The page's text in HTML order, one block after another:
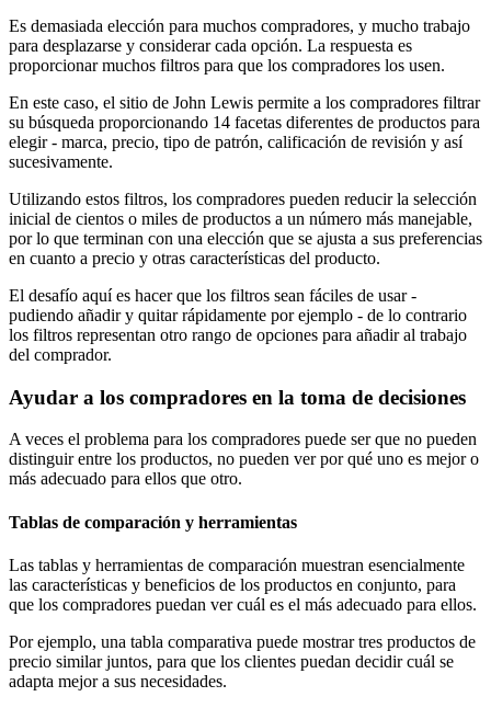
Es demasiada elección para muchos compradores, y mucho trabajo
para desplazarse y considerar cada opción. La respuesta es
proporcionar muchos filtros para que los compradores los usen.
En este caso, el sitio de John Lewis permite a los compradores filtrar
su búsqueda proporcionando 14 facetas diferentes de productos para
elegir - marca, precio, tipo de patrón, calificación de revisión y así
sucesivamente.
Utilizando estos filtros, los compradores pueden reducir la selección
inicial de cientos o miles de productos a un número más manejable,
por lo que terminan con una elección que se ajusta a sus preferencias
en cuanto a precio y otras características del producto.
El desafío aquí es hacer que los filtros sean fáciles de usar -
pudiendo añadir y quitar rápidamente por ejemplo - de lo contrario
los filtros representan otro rango de opciones para añadir al trabajo
del comprador.
Ayudar a los compradores en la toma de decisiones
A veces el problema para los compradores puede ser que no pueden
distinguir entre los productos, no pueden ver por qué uno es mejor o
más adecuado para ellos que otro.
Tablas de comparación y herramientas
Las tablas y herramientas de comparación muestran esencialmente
las características y beneficios de los productos en conjunto, para
que los compradores puedan ver cuál es el más adecuado para ellos.
Por ejemplo, una tabla comparativa puede mostrar tres productos de
precio similar juntos, para que los clientes puedan decidir cuál se
adapta mejor a sus necesidades.